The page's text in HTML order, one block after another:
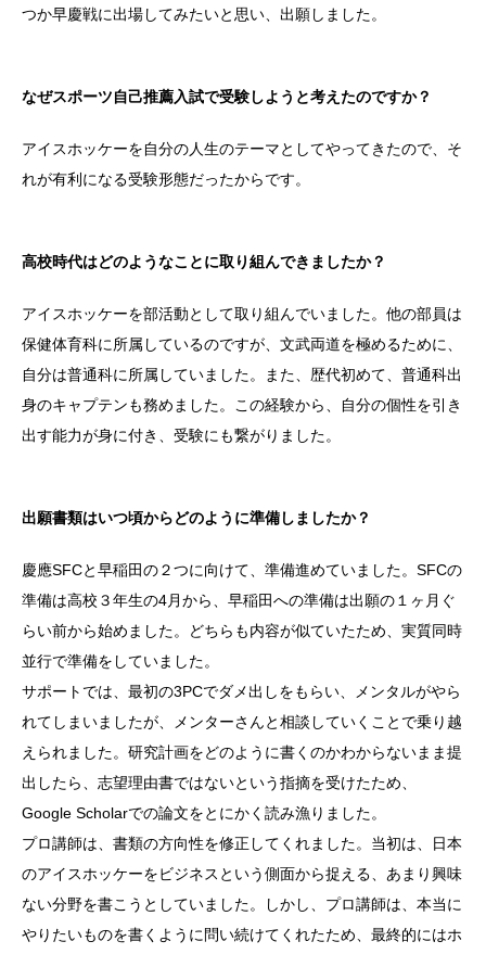
つか早慶戦に出場してみたいと思い、出願しました。
なぜスポーツ自己推薦入試で受験しようと考えたのですか？
アイスホッケーを自分の人生のテーマとしてやってきたので、そ
れが有利になる受験形態だったからです。
高校時代はどのようなことに取り組んできましたか？
アイスホッケーを部活動として取り組んでいました。他の部員は
保健体育科に所属しているのですが、文武両道を極めるために、
自分は普通科に所属していました。また、歴代初めて、普通科出
身のキャプテンも務めました。この経験から、自分の個性を引き
出す能力が身に付き、受験にも繋がりました。
出願書類はいつ頃からどのように準備しましたか？
慶應SFCと早稲田の２つに向けて、準備進めていました。SFCの
準備は高校３年生の4月から、早稲田への準備は出願の１ヶ月ぐ
らい前から始めました。どちらも内容が似ていたため、実質同時
並行で準備をしていました。
サポートでは、最初の3PCでダメ出しをもらい、メンタルがやら
れてしまいましたが、メンターさんと相談していくことで乗り越
えられました。研究計画をどのように書くのかわからないまま提
出したら、志望理由書ではないという指摘を受けたため、
Google Scholarでの論文をとにかく読み漁りました。
プロ講師は、書類の方向性を修正してくれました。当初は、日本
のアイスホッケーをビジネスという側面から捉える、あまり興味
ない分野を書こうとしていました。しかし、プロ講師は、本当に
やりたいものを書くように問い続けてくれたため、最終的にはホ